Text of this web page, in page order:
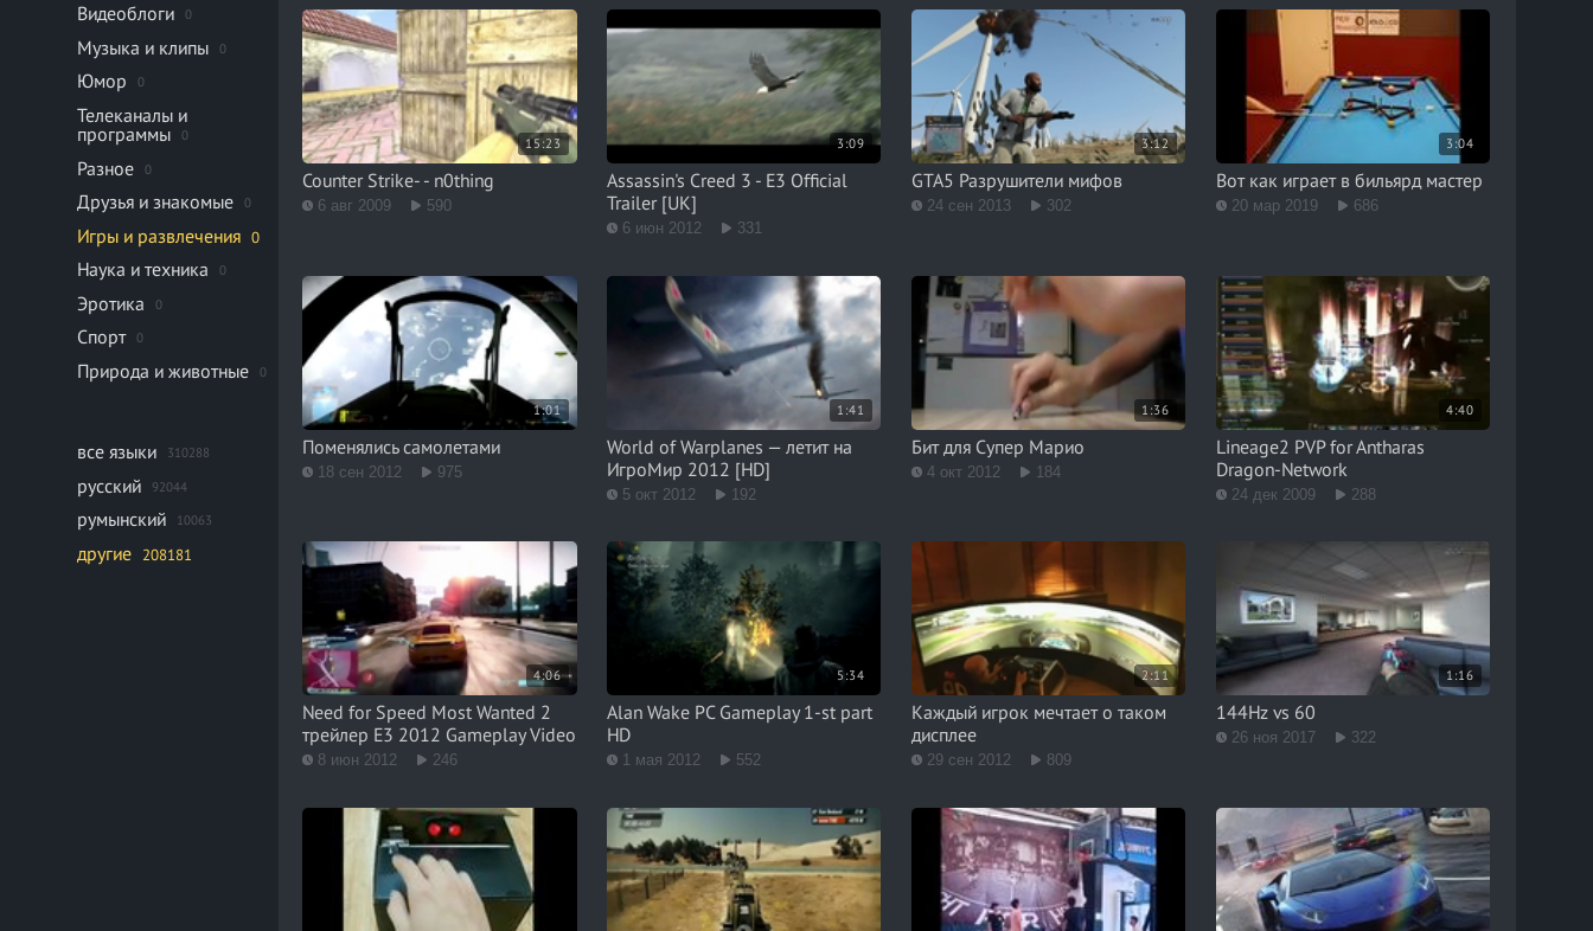
Видеоблоги 0
Музыка и клипы 0
Юмор 0
Телеканалы и
программы
0
Разное 0
Друзья и знакомые 0
Игры и развлечения 0
Наука и техника 0
Эротика 0
Спорт 0
Природа и животные 0
все языки 310288
русский 92044
румынский 10063
другие 208181
15:23
Counter Strike- - n0thing
6 авг 2009 590
3:09
Assassin's Creed 3 - E3 Official
Trailer [UK]
6 июн 2012 331
3:12
GTA5 Разрушители мифов
24 сен 2013 302
3:04
Вот как играет в бильярд мастер
20 мар 2019 686
1:01
Поменялись самолетами
18 сен 2012 975
1:41
World of Warplanes — летит на
ИгроМир 2012 [HD]
5 окт 2012 192
1:36
Бит для Супер Марио
4 окт 2012 184
4:40
Lineage2 PVP for Antharas
Dragon-Network
24 дек 2009 288
4:06
Need for Speed Most Wanted 2
трейлер E3 2012 Gameplay Video
8 июн 2012 246
5:34
Alan Wake PC Gameplay 1-st part
HD
1 мая 2012 552
2:11
Каждый игрок мечтает о таком
дисплее
29 сен 2012 809
1:16
144Hz vs 60
26 ноя 2017 322